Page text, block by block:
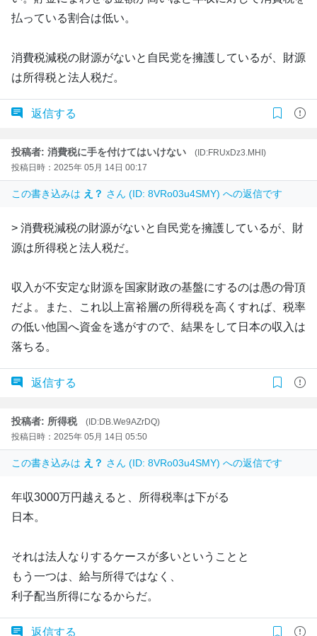
払っている割合は低い。
消費税減税の財源がないと自民党を擁護しているが、財源
は所得税と法人税だ。
返信する
投稿者: 消費税に手を付けてはいけない
(ID:FRUxDz3.MHI)
投稿日時：2025年 05月 14日 00:17
この書き込みは え？ さん (ID: 8VRo03u4SMY) への返信です
> 消費税減税の財源がないと自民党を擁護しているが、財
源は所得税と法人税だ。
収入が不安定な財源を国家財政の基盤にするのは愚の骨頂
だよ。また、これ以上富裕層の所得税を高くすれば、税率
の低い他国へ資金を逃がすので、結果をして日本の収入は
落ちる。
返信する
投稿者: 所得税
(ID:DB.We9AZrDQ)
投稿日時：2025年 05月 14日 05:50
この書き込みは え？ さん (ID: 8VRo03u4SMY) への返信です
年収3000万円越えると、所得税率は下がる
日本。
それは法人なりするケースが多いということと
もう一つは、給与所得ではなく、
利子配当所得になるからだ。
返信する